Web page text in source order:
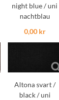
night blue / uni
nachtblau
0,00 kr
Altona svart /
black / uni